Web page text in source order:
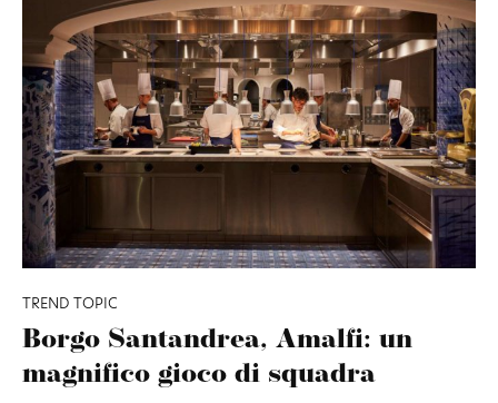
TREND TOPIC
Borgo Santandrea, Amalfi: un
magnifico gioco di squadra